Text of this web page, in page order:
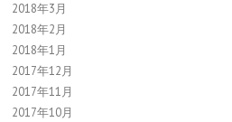
2018年3月
2018年2月
2018年1月
2017年12月
2017年11月
2017年10月